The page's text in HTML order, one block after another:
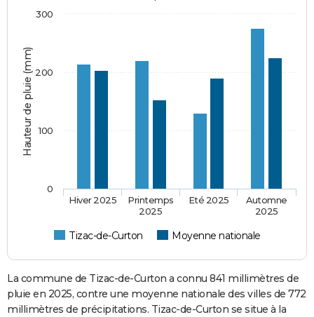
Hauteur de pluie (mm)
Tizac-de-Curton Moyenne nationale
Hiver 2025
Printemps
2025
Eté 2025
Automne
2025
0
100
200
300
La commune de Tizac-de-Curton a connu 841 millimètres de
pluie en 2025, contre une moyenne nationale des villes de 772
millimètres de précipitations. Tizac-de-Curton se situe à la